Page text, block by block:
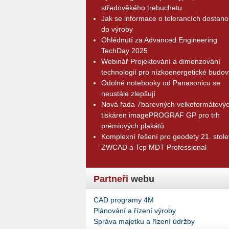
středověkého trebuchetu
Jak se informace o tolerancích
do výroby
Ohlédnutí za Advanced Engineering
TechDay 2025
Webinář Projektování a dimenzování
technologií pro nízkoenergetické
Odolné notebooky od Panasonicu se
neustále zlepšují
Nová řada 7barevných
tiskáren imagePROGRAF GP pro trh
prémiových plakátů
Komplexní řešení pro geodety 21.
ZWCAD a Tcp MDT Professional
Partneři webu
CAD programy 4M
Plánování a řízení výroby
Správa majetku a řízení údržby